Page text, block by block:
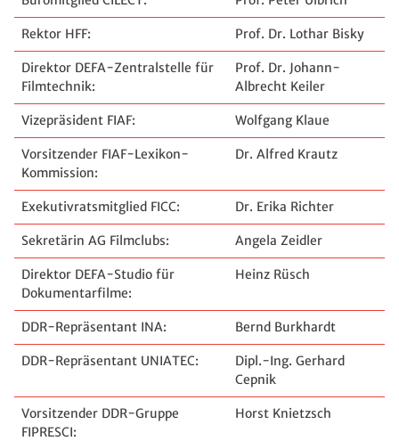
Rektor HFF: Prof. Dr. Lothar Bisky
Direktor DEFA-Zentralstelle für
Filmtechnik:
Prof. Dr. Johann-
Albrecht Keiler
Vizepräsident FIAF: Wolfgang Klaue
Vorsitzender FIAF-Lexikon-
Kommission:
Dr. Alfred Krautz
Exekutivratsmitglied FICC: Dr. Erika Richter
Sekretärin AG Filmclubs: Angela Zeidler
Direktor DEFA-Studio für
Dokumentarfilme:
Heinz Rüsch
DDR-Repräsentant INA: Bernd Burkhardt
DDR-Repräsentant UNIATEC:
Dipl.-Ing. Gerhard
Cepnik
Vorsitzender DDR-Gruppe
FIPRESCI:
Horst Knietzsch